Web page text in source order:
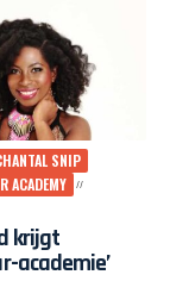
SNIP
ACADEMY
krijgt
academie’